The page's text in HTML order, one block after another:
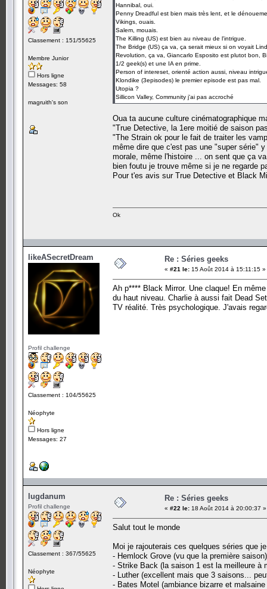
Classement : 151/55625
Membre Junior
Hors ligne
Messages: 58
magruith's son
Hannibal, oui.
Penny Dreadful est bien mais très lent, et le
Vikings, ouais.
Salem, mouais.
The Killing (US) est bien au niveau de l'intrigue.
The Bridge (US) ça va, ça serait mieux si on voyait
Revolution, ça va, Giancarlo Esposito est plutot bon,
1/2 geek(s) et une IA en prime.
Person of intereset, orienté action aussi, niveau
Klondike (3episodes) le premier episode est pas mal.
Utopia ?
Sillicon Valley, Community j'ai pas accroché
Oua ta aucune culture cinématographique
"True Detective, la 1ere moitié de saison
"The Strain ok pour le fait de traiter les
même dire que c'est pas une "super série"
morale, même l'histoire ... on sent que ça
bien foutu je trouve même si je ne regarde
Pour t'es avis sur True Detective et Black
Ok
likeASecretDream
Profil challenge
Classement : 104/55625
Néophyte
Hors ligne
Messages: 27
Re : Séries geeks
« #21 le: 15 Août 2014 à 15:11:15 »
Ah p**** Black Mirror. Une claque! En
du haut niveau. Charlie à aussi fait Dead
TV réalité. Très psychologique. J'avais
lugdanum
Profil challenge
Classement : 367/55625
Néophyte
Re : Séries geeks
« #22 le: 18 Août 2014 à 20:00:37 »
Salut tout le monde
Moi je rajouterais ces quelques séries que
- Hemlock Grove (vu que la première saison)
- Strike Back (la saison 1 est la meilleure à
- Luther (excellent mais que 3 saisons...
- Bates Motel (ambiance bizarre et malsaine